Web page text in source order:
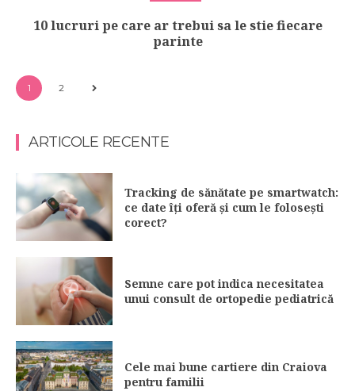
10 lucruri pe care ar trebui sa le stie fiecare
parinte
1 2
ARTICOLE RECENTE
Tracking de sănătate pe smartwatch:
ce date îți oferă și cum le folosești
corect?
Semne care pot indica necesitatea
unui consult de ortopedie pediatrică
Cele mai bune cartiere din Craiova
pentru familii